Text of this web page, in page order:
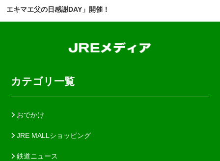
エキマエ父の日感謝DAY」開催！
カテゴリ一覧
おでかけ
JRE MALLショッピング
鉄道ニュース